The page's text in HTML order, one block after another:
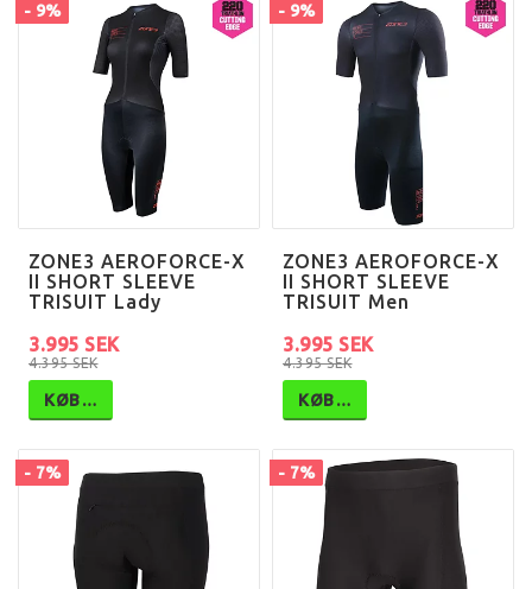
- 9%
ZONE3 AEROFORCE-X
II SHORT SLEEVE
TRISUIT Lady
4.395 SEK
3.995 SEK
KØB…
- 9%
ZONE3 AEROFORCE-X
II SHORT SLEEVE
TRISUIT Men
4.395 SEK
3.995 SEK
KØB…
- 7% - 7%